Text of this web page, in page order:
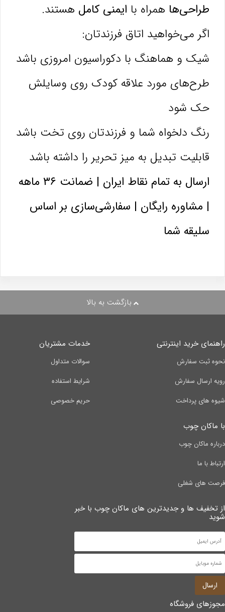
طراحی‌ها همراه با ایمنی کامل هستند.
اگر می‌خواهید اتاق فرزندتان:
شیک و هماهنگ با دکوراسیون امروزی باشد
طرح‌های مورد علاقه کودک روی وسایلش
حک شود
رنگ دلخواه شما و فرزندتان روی تخت باشد
قابلیت تبدیل به میز تحریر را داشته باشد
ارسال به تمام نقاط ایران | ضمانت ۳۶ ماهه
| مشاوره رایگان | سفارشی‌سازی بر اساس
سلیقه شما
بازگشت به بالا
راهنمای خرید اینترنتی
نحوه ثبت سفارش
رویه ارسال سفارش
شیوه های پرداخت
خدمات مشتریان
سوالات متداول
شرایط استفاده
حریم خصوصی
با ماکان چوب
درباره ماکان چوب
ارتباط با ما
فرصت های شغلی
از تخفیف ها و جدیدترین های ماکان چوب با خبر
شوید
ارسال
مجوزهای فروشگاه